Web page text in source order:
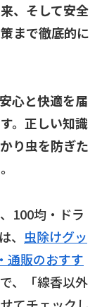
、そして安全
まで徹底的に
心と快適を届
。正しい知識
り虫を防ぎた
100均・ドラ
、 虫除けグッ
通販のおすす
、「線香以外